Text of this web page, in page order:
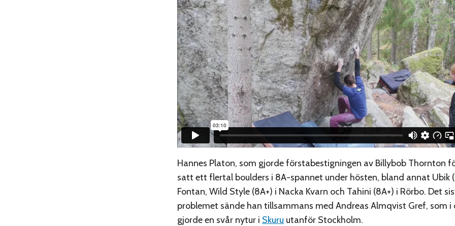
Hannes Platon, som gjorde förstabestigningen av Billybob Thornton
satt ett flertal boulders i 8A-spannet under hösten, bland annat Ubik
Fontan, Wild Style (8A+) i Nacka Kvarn och Tahini (8A+) i Rörbo. Det
problemet sände han tillsammans med Andreas Almqvist Gref, som i
gjorde en svår nytur i Skuru utanför Stockholm.